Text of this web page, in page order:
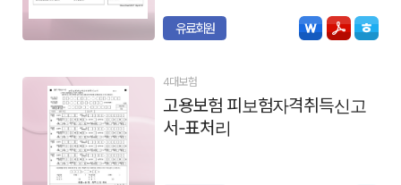
유료회원
4대보험
고용보험 피보험자격취득신고
서-표처리